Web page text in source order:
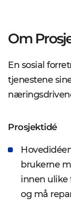
Om
En sosial
tjenestene
Prosjektidé
brukerne
innen ulike
og må